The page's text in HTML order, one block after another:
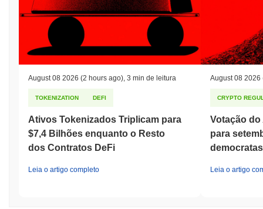
August 08 2026 (2 hours ago) 3 min de leitura
TOKENIZATION DEFI
Ativos Tokenizados Triplicam para
$7,4 Bilhões enquanto o Resto
dos Contratos DeFi
Leia o artigo completo
August 08 2026
CRYPTO
Votação do
para
Leia o artigo